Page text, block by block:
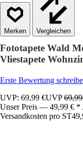
Vergleichen
Fototapete Wald
Vliestapete
Erste Bewertung
UVP: 69,99 €UVP
Unser Preis — 49,99 € *
Versandkosten pro ST